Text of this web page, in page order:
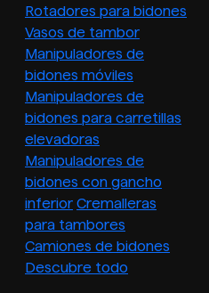
Rotadores para bidones
Vasos de tambor
Manipuladores de
bidones móviles
Manipuladores de
bidones para carretillas
elevadoras
Manipuladores de
bidones con gancho
inferior Cremalleras
para tambores
Camiones de bidones
Descubre todo